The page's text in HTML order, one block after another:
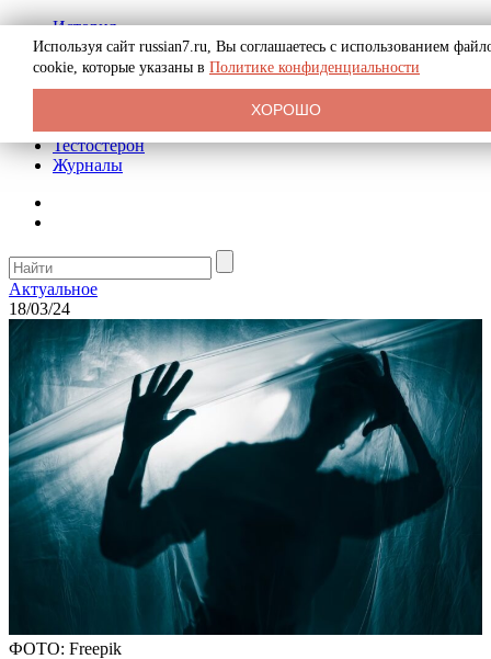
История
Биография
Криминал
Реклама на сайте
Тестостерон
Журналы
Актуальное
18/03/24
ФОТО: Freepik
Используя сайт russian7.ru, Вы соглашаетесь с использованием
cookie, которые указаны в Политике конфиденциальности
ХОРОШО